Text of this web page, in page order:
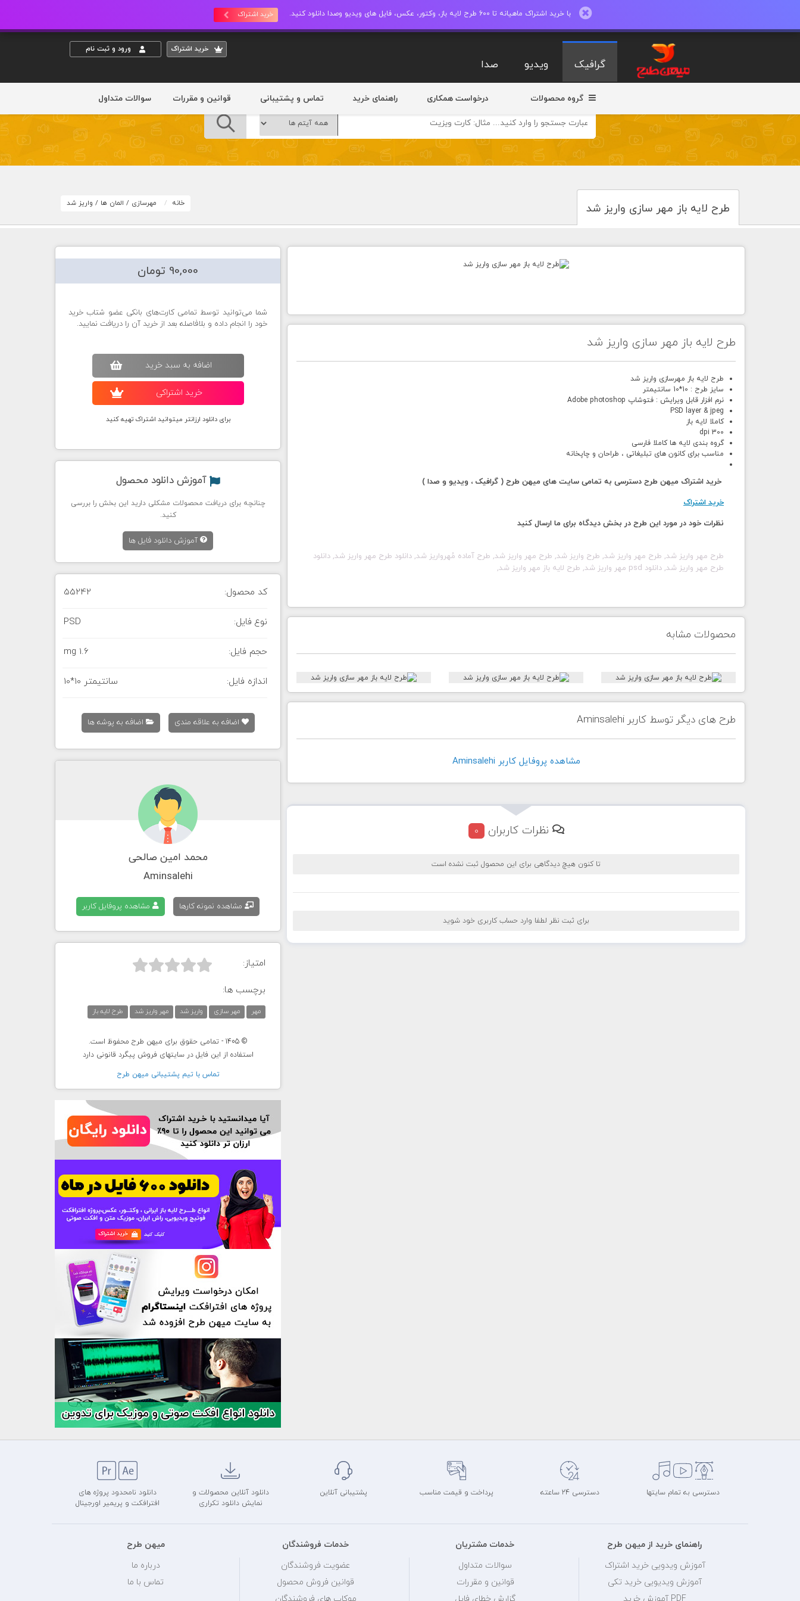
با خرید اشتراک ماهیانه تا 600 طرح لایه باز، وکتور، عکس، فایل های ویدیو وصدا دانلود کنید. خرید اشتراک
خريد اشتراک ورود و ثبت نام
گرافیک ویدیو صدا
گروه محصولات درخواست همکاری راهنمای خرید تماس و پشتیبانی قوانین و مقررات سوالات متداول
طرح لایه باز مهر سازی واریز شد خانه مهرسازی / المان ها / واریز شد
طرح لایه باز مهر سازی واریز شد
طرح لایه باز مهرسازی واریز شد
سایز طرح : 10*10 سانتیمتر
نرم افزار قابل ویرایش : فتوشاپ Adobe photoshop
PSD layer & jpeg
کاملا لایه باز
300 dpi
گروه بندی لایه ها کاملا فارسی
مناسب برای کانون های تبلیغاتی ، طراحان و چاپخانه
خرید اشتراک میهن طرح دسترسی به تمامی سایت های میهن طرح ( گرافیک ، ویدیو و صدا )
خرید اشتراک
نظرات خود در مورد این طرح در بخش دیدگاه برای ما ارسال کنید
طرح مهر واریز شد, طرح مهر واریز شد, طرح واریز شد, طرح مهر واریز شد, طرح آماده مُهرواریز شد, دانلود طرح مهر واریز شد, دانلود
طرح مهر واریز شد, دانلود psd مهر واریز شد, طرح لایه باز مهر واریز شد,
محصولات مشابه
طرح های دیگر توسط کاربر Aminsalehi
مشاهده پروفايل کاربر Aminsalehi
نظرات کاربران 0
تا کنون هیچ دیدگاهی برای این محصول ثبت نشده است
برای ثبت نظر لطفا وارد حساب کاربری خود شوید
90,000 تومان
شما می‌توانید توسط تمامی کارت‌های بانکی عضو شتاب خرید
خود را انجام داده و بلافاصله بعد از خرید آن را دریافت نمایید.
اضافه به سبد خريد
خريد اشتراکی
برای دانلود ارزانتر میتوانید اشتراک تهیه کنید
آموزش دانلود محصول
چنانچه برای دریافت محصولات مشکلی دارید این بخش را بررسی
کنید.
آموزش دانلود فایل ها
کد محصول: 55242
نوع فایل: PSD
حجم فایل: 1.6 mg
اندازه فایل: 10*10 سانتیمتر
اضافه به علاقه مندی اضافه به پوشه ها
محمد امین صالحی
Aminsalehi
مشاهده نمونه کارها مشاهده پروفایل کاربر
امتیاز: 


برچسب ها:
مهر مهر سازی واریز شد مهر واریز شد طرح لایه باز
© 1405 - تمامی حقوق برای میهن طرح محفوظ است.
استفاده از این فایل در سایتهای فروش پیگرد قانونی دارد
تماس با تيم پشتيبانی ميهن طرح
دسترسی به تمام سایتها دسترسی 24 ساعته پرداخت و قیمت مناسب پشتیبانی آنلاین
دانلود آنلاین محصولات و
نمایش دانلود تکراری
دانلود نامحدود پروژه های
افترافکت و پریمیر اورجینال
راهنمای خرید از میهن طرح
آموزش ویدویی خرید اشتراک
آموزش ویدیویی خرید تکی
خدمات مشتریان
سوالات متداول
قوانین و مقررات
خدمات فروشندگان
عضویت فروشندگان
قوانین فروش محصول
میهن طرح
درباره ما
تماس با ما